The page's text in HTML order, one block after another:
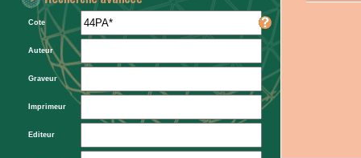
Cote
Auteur
Graveur
Imprimeur
Editeur